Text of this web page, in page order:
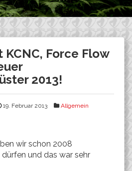
KCNC, Force Flow
2013!
19. Februar 2013 Allgemein
wir schon 2008
und das war sehr